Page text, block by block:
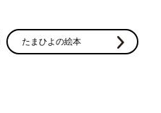
たまひよの絵本